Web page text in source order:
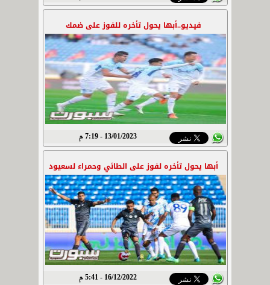
فيديو..أبها يحول تأخره للفوز على ضمك
13/01/2023 - 7:19 م
أبها يحول تأخره لفوز على الطائي وحمراء لسعيود
16/12/2022 - 5:41 م